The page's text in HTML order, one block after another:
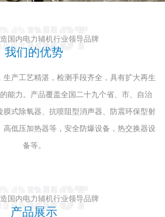
国内电力辅机行业领导品牌
我们的优势
产工艺精湛，检测手段齐全，具有扩大再生
能力。 产品覆盖全国二十九个省、市、自治
膜式除氧器、抗喷阻型消声器、防震环保型射
高低压加热器等，安全防爆设备，热交换器设
备等。
国内电力辅机行业领导品牌
产品展示